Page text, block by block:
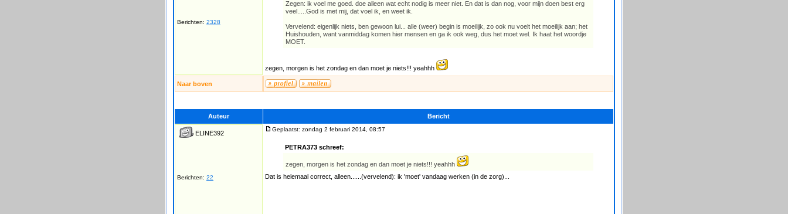
Berichten: 2328
Zegen: ik voel me goed. doe alleen wat echt nodig is meer niet. En dat is dan nog, voor mijn doen best erg
veel.....God is met mij, dat voel ik, en weet ik.
Vervelend: eigenlijk niets, ben gewoon lui... alle (weer) begin is moeilijk, zo ook nu voelt het moeilijk aan; het
Huishouden, want vanmiddag komen hier mensen en ga ik ook weg, dus het moet wel. Ik haat het woordje
MOET.
zegen, morgen is het zondag en dan moet je niets!!! yeahhh
Naar boven
Auteur Bericht
ELINE392
Berichten: 22
Geplaatst: zondag 2 februari 2014, 08:57
PETRA373 schreef:
zegen, morgen is het zondag en dan moet je niets!!! yeahhh
Dat is helemaal correct, alleen......(vervelend): ik 'moet' vandaag werken (in de zorg)...